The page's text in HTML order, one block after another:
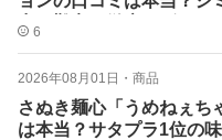
力や難点を徹底レビュー
6
2026年08月01日 ・ 商品
さぬき麺心「うめねぇち
は本当？サタプラ1位の